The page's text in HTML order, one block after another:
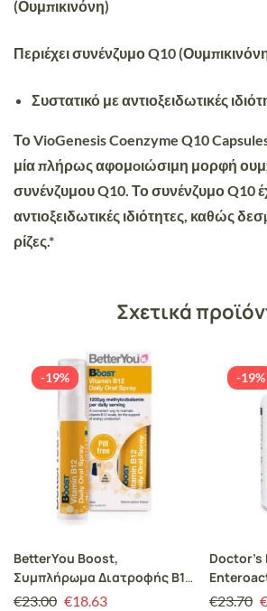
(Ουμπικινόνη)
Περιέχει συνένζυμο Q10
Συστατικό με αντιοξειδωτικές
ΤοVioGenesis Coenzyme Q10
μία πλήρως αφομoιώσιμη μορφή
συνένζυμου Q10. Το συνένζυμο Q10
αντιοξειδωτικές ιδιότητες, καθώς
ρίζες.*
Σχετικά
-19%
BetterYou Boost,
Συμπλήρωμα Διατροφής B12
Υπογλώσσιο Spray 25ml
€23.00 €18.63
-19%
€23.70 €